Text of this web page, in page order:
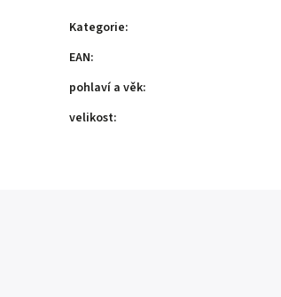
Kategorie:
EAN:
pohlaví a věk:
velikost: